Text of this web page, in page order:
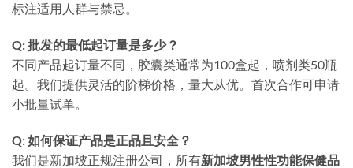
标注适用人群与禁忌。
Q: 批发的最低起订量是多少？
不同产品起订量不同，胶囊类通常为100盒起，喷剂类50瓶
起。我们提供灵活的阶梯价格，量大从优。首次合作可申请
小批量试单。
Q: 如何保证产品是正品且安全？
我们是新加坡正规注册公司，所有新加坡男性性功能保健品